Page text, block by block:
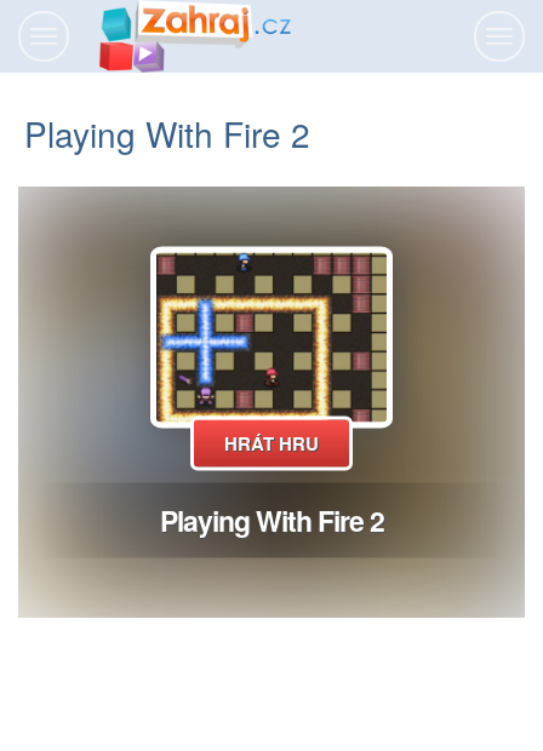
Playing With Fire 2